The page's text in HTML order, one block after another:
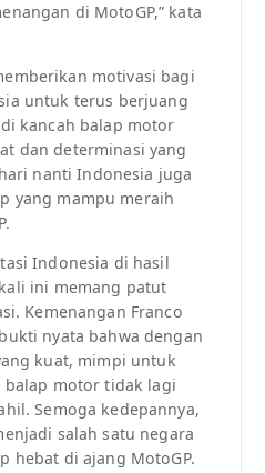
di MotoGP,” kata
motivasi bagi
untuk terus berjuang
kancah balap motor
dan determinasi yang
nanti Indonesia juga
yang mampu meraih
Indonesia di hasil
ini memang patut
Kemenangan Franco
nyata bahwa dengan
kuat, mimpi untuk
balap motor tidak lagi
Semoga kedepannya,
salah satu negara
hebat di ajang MotoGP.